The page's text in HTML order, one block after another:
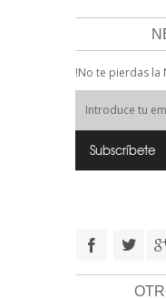
!No te pierdas la